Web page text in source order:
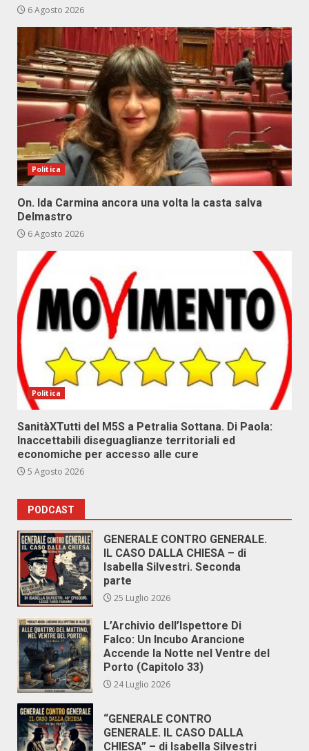
6 Agosto 2026
Politica
On. Ida Carmina ancora una volta la casta salva
Delmastro
6 Agosto 2026
Politica
SanitàXTutti del M5S a Petralia Sottana. Di Paola:
Inaccettabili diseguaglianze territoriali ed
economiche per accesso alle cure
5 Agosto 2026
PODCAST
GENERALE CONTRO GENERALE.
IL CASO DALLA CHIESA – di
Isabella Silvestri. Seconda
parte
25 Luglio 2026
L’Archivio dell’Ispettore Di
Falco: Un Incubo Arancione
Accende la Notte nel Ventre del
Porto (Capitolo 33)
24 Luglio 2026
“GENERALE CONTRO
GENERALE. IL CASO DALLA
CHIESA” – di Isabella Silvestri